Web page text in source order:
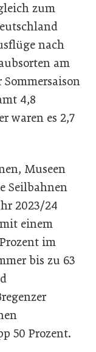
zum
nach
am
Sommersaison
4,8
waren es 2,7
Museen
Seilbahnen
2023/24
einem
im
bis zu 63
50 Prozent.